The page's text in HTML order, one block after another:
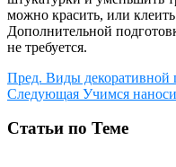
можно красить, или
Дополнительной
не требуется.
Пред. Виды декоративной
Следующая Учимся
Статьи по Теме